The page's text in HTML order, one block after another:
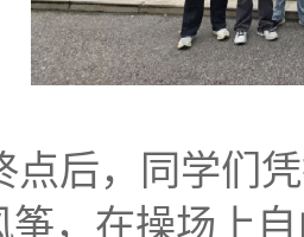
点后，同学们
筝，在操场上